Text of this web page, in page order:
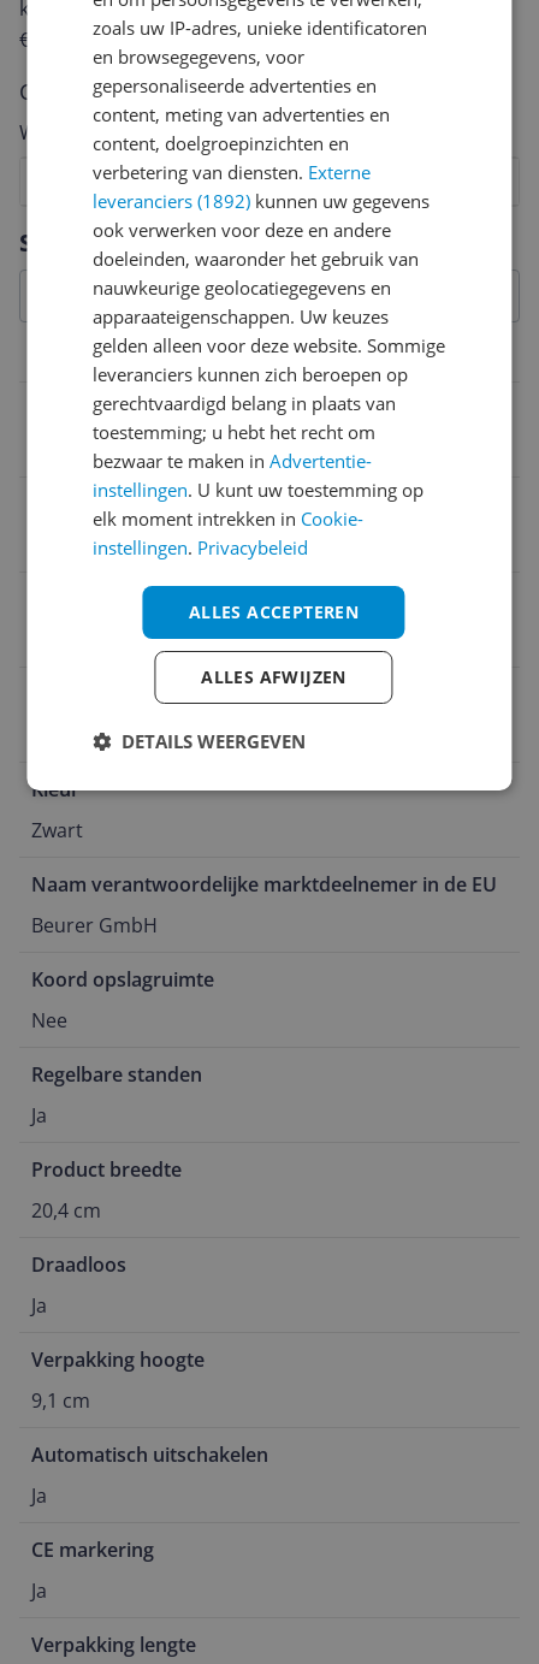
Specificaties
Overige kenmerken
MPN (Manufacturer Part Number)
Uitzonderingen fabrieksgarantie
Zie handleiding
Product lengte
Fabrieksgarantie termijn
Kleur
Zwart
Naam verantwoordelijke marktdeelnemer in de EU
Beurer GmbH
Koord opslagruimte
Nee
Regelbare standen
Ja
Product breedte
20,4 cm
Draadloos
Ja
Verpakking hoogte
9,1 cm
Automatisch uitschakelen
Ja
CE markering
Ja
Verpakking lengte
zet. Dit zorgt ervoor dat ook de diepste spieren en
tissues geraakt worden en losser komen. Perfect! Dit
product is dus niet alleen zeer goed qua resultaten,
maar is ook nog eens makkelijk in gebruik en goed te
betalen. Al met al, ik zou dit product zeker aanraden!
keuze te maken én maak je iedere maand kans op
€250,-!
Klik hier voor de actievoorwaarden.
Cijfer
Welk cijfer geef jij dit product?
7
6
5
4
3
2
Vraag 1 van 4
zoals uw IP-adres, unieke identificatoren
en browsegegevens, voor
gepersonaliseerde advertenties en
content, meting van advertenties en
content, doelgroepinzichten en
verbetering van diensten. Externe
leveranciers (1892) kunnen uw gegevens
ook verwerken voor deze en andere
doeleinden, waaronder het gebruik van
nauwkeurige geolocatiegegevens en
apparaateigenschappen. Uw keuzes
gelden alleen voor deze website. Sommige
leveranciers kunnen zich beroepen op
gerechtvaardigd belang in plaats van
toestemming; u hebt het recht om
bezwaar te maken inAdvertentie-
instellingen. U kunt uw toestemming op
elk moment intrekken in Cookie-
instellingen. Privacybeleid
ALLES ACCEPTEREN
ALLES AFWIJZEN
DETAILS WEERGEVEN